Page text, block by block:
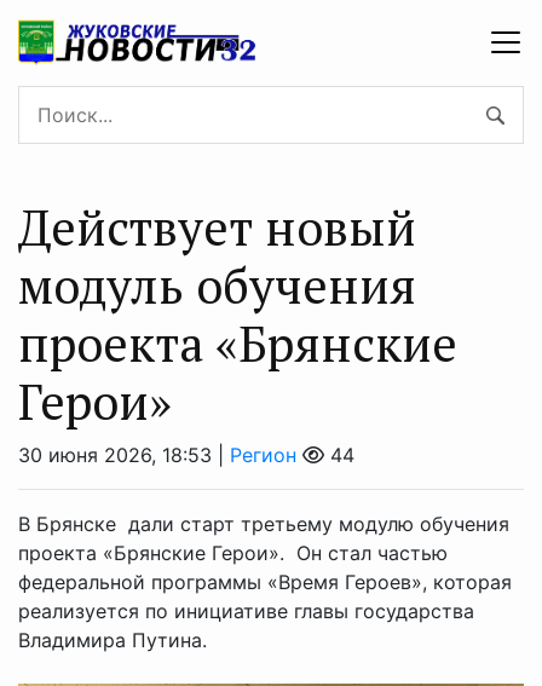
Действует новый
модуль обучения
проекта «Брянские
Герои»
30 июня 2026, 18:53 | Регион 44
В Брянске дали старт третьему модулю обучения
проекта «Брянские Герои». Он стал частью
федеральной программы «Время Героев», которая
реализуется по инициативе главы государства
Владимира Путина.